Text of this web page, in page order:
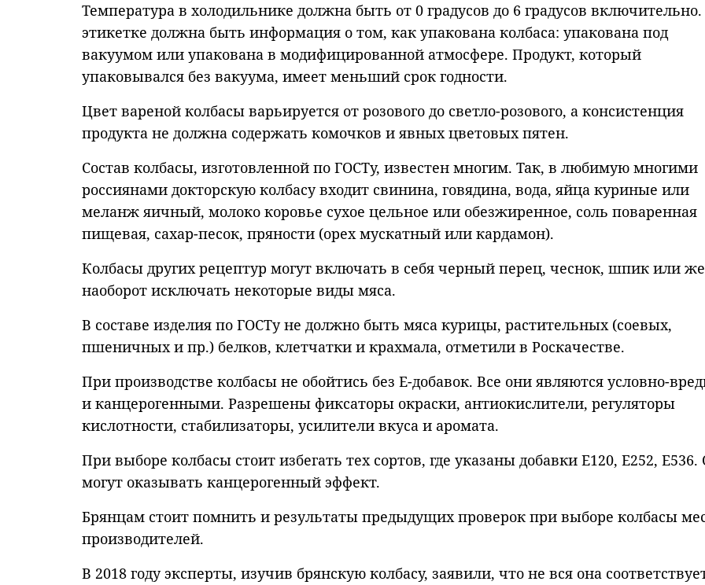
Температура в холодильнике должна быть от 0 градусов до 6 градусов
этикетке должна быть информация о том, как упакована колбаса: упакована под
вакуумом или упакована в модифицированной атмосфере. Продукт, который
упаковывался без вакуума, имеет меньший срок годности.
Цвет вареной колбасы варьируется от розового до светло-розового, а консистенция
продукта не должна содержать комочков и явных цветовых пятен.
Состав колбасы, изготовленной по ГОСТу, известен многим. Так, в любимую многими
россиянами докторскую колбасу входит свинина, говядина, вода, яйца куриные или
меланж яичный, молоко коровье сухое цельное или обезжиренное, соль поваренная
пищевая, сахар-песок, пряности (орех мускатный или кардамон).
Колбасы других рецептур могут включать в себя черный перец, чеснок, шпик или же
наоборот исключать некоторые виды мяса.
В составе изделия по ГОСТу не должно быть мяса курицы, растительных (соевых,
пшеничных и пр.) белков, клетчатки и крахмала, отметили в Роскачестве.
При производстве колбасы не обойтись без Е-добавок. Все они являются условно-
и канцерогенными. Разрешены фиксаторы окраски, антиокислители, регуляторы
кислотности, стабилизаторы, усилители вкуса и аромата.
При выборе колбасы стоит избегать тех сортов, где указаны добавки Е120, Е252,
могут оказывать канцерогенный эффект.
Брянцам стоит помнить и результаты предыдущих проверок при выборе колбасы
производителей.
В 2018 году эксперты, изучив брянскую колбасу, заявили, что не вся она